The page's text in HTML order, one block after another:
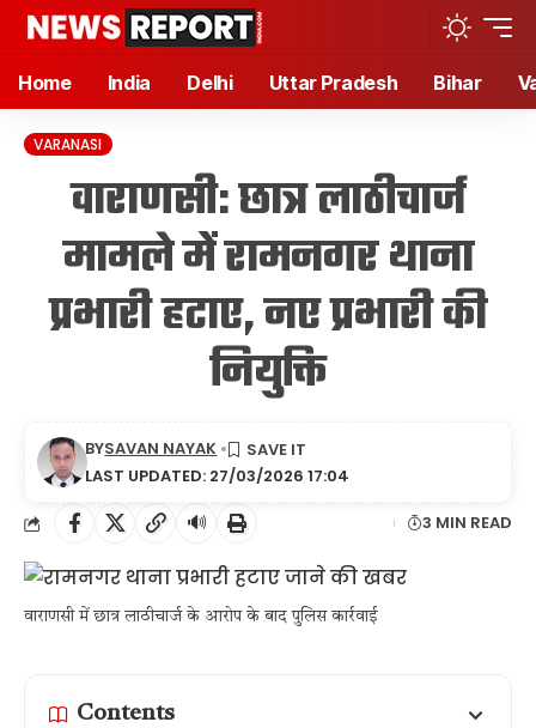
Home India Delhi Uttar Pradesh Bihar
VARANASI
वाराणसी: छात्र लाठीचार्ज
मामले में रामनगर थाना
प्रभारी हटाए, नए प्रभारी की
नियुक्ति
LAST UPDATED: 27/03/2026 17:04
BYSAVAN NAYAK
🔊 3 MIN READ
वाराणसी में छात्र लाठीचार्ज के आरोप के बाद पुलिस कार्रवाई
Contents